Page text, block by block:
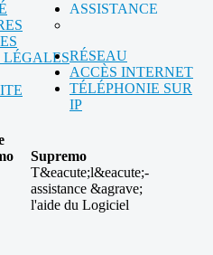
ASSISTANCE
Supremo
T&eacute;l&eacute;-
assistance &agrave;
l'aide du Logiciel
RÉSEAU
ACCÈS INTERNET
TÉLÉPHONIE SUR
IP